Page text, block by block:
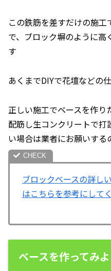
この鉄筋を差すだけの施
で、ブロック塀のように高
す
あくまでDIYで花壇などの
正しい施工でベースを作り
配筋し生コンクリートで
い場合は業者にお願いす
ブロックベースの詳し
はこちらを参考にして
ベースを作ってみ